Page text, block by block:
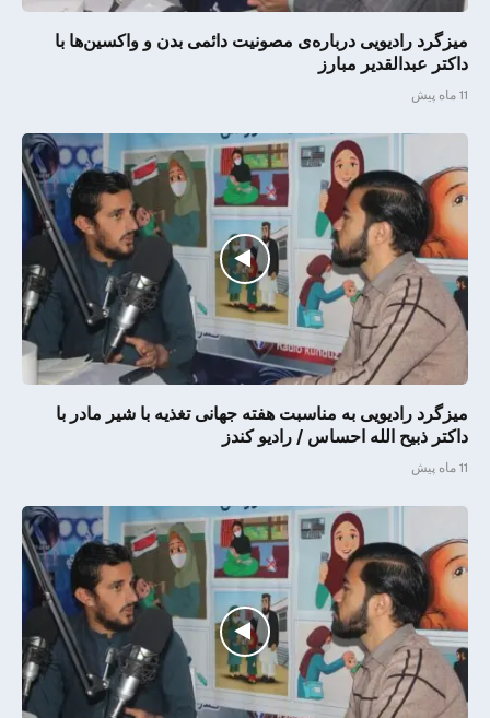
میزگرد رادیویی درباره‌ی مصونیت دائمی بدن و واکسین‌ها با
داکتر عبدالقدیر مبارز
11 ماه پیش
میزگرد رادیویی به مناسبت هفته جهانی تغذیه با شیر مادر با
داکتر ذبیح الله احساس / رادیو کندز
11 ماه پیش